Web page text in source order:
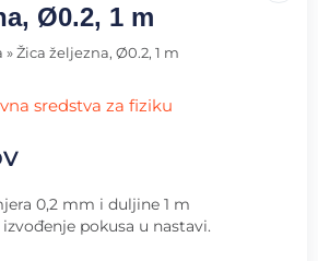
Ø0.2, 1 m
» Žica željezna, Ø0.2, 1 m
sredstva za fiziku
0,2 mm i duljine 1 m
pokusa u nastavi.